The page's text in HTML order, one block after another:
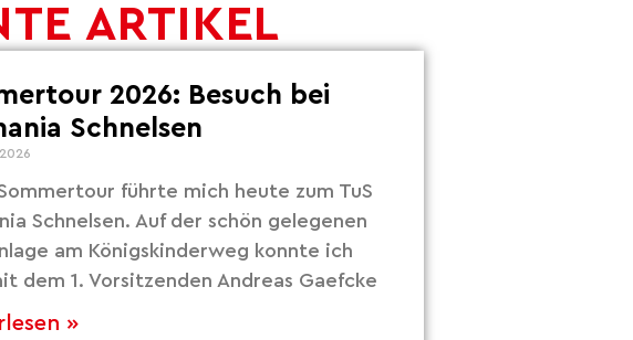
ARTIKEL
2026: Besuch bei
Schnelsen
führte mich heute zum TuS
Schnelsen. Auf der schön gelegenen
am Königskinderweg konnte ich
dem 1. Vorsitzenden Andreas Gaefcke
»